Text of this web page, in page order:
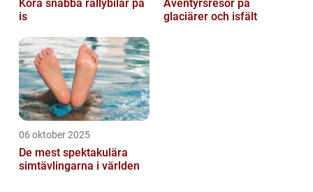
Köra snabba rallybilar på
is
Äventyrsresor på
glaciärer och isfält
06 oktober 2025
De mest spektakulära
simtävlingarna i världen